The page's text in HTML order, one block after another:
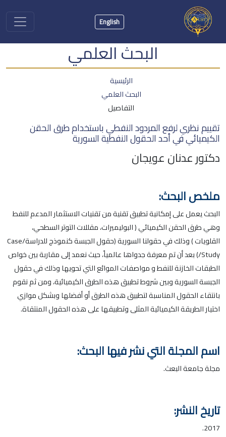
English
البحث العلمي
الرئيسية
البحث العلمي
التفاصيل
تقييم نظري لرفع المردود النفطي باستخدام طرق الحقن
الكيميائي في أحد الحقول النفطية السورية
دكتور عدنان عويجان
ملخص البحث:
البحث يعمل على إمكانية تطبيق تقنية من تقنيات الاستثمار المدعم للنفط
وهي طرق الحقن الكيميائي ( البوليميرات، مقللات التوتر السطحي،
القلويات ) وذلك في حقولنا السورية (حقول الجبسة كنموذج للدراسة/Case
Study/) بعد أن تم معرفة جدواها عالمياً، حيث نعمد إلى مقاربة بين خواص
الطبقات الخازنة للنفط و مواصفات الموائع التي تحويها وذلك في حقول
الجبسة السورية وبين شروط تطبيق هذه الطرق الكيميائية، ومن ثم نقوم
بانتقاء الحقول المناسبة لتطبيق هذه الطرق أو أفضلها وبشكل موازي
اختيار الطريقة الكيميائية المثلى وتطبيقها على هذه الحقول المنتقاة.
اسم المجلة التي نشر فيها البحث:
مجلة جامعة البعث.
تاريخ النشر:
2017.